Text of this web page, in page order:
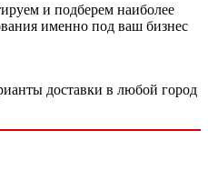
и подберем наиболее
именно под ваш бизнес
доставки в любой город